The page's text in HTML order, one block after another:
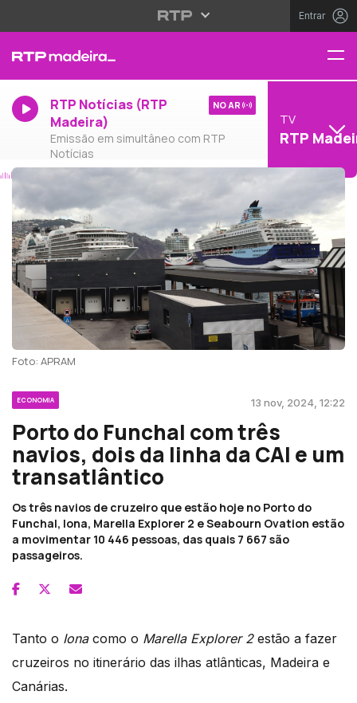
Entrar
RTP Notícias (RTP
Madeira)
Emissão em simultâneo com RTP
Notícias
NO AR
TV
RTP
Foto: APRAM
ECONOMIA 13 nov, 2024, 12:22
Porto do Funchal com três
navios, dois da linha da CAI e um
transatlântico
Os três navios de cruzeiro que estão hoje no Porto do
Funchal, Iona, Marella Explorer 2 e Seabourn Ovation estão
a movimentar 10 446 pessoas, das quais 7 667 são
passageiros.
Tanto o Iona como o Marella Explorer 2 estão a fazer
cruzeiros no itinerário das ilhas atlânticas, Madeira e
Canárias.